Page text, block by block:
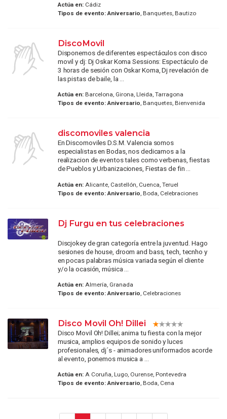
Actúa en:Cádiz
Tipos de evento: Aniversario , Banquetes, Bautizo
DiscoMovil
Disponemos de diferentes espectáculos con disco
movil y dj: Dj Oskar Koma Sessions: Espectáculo de
3 horas de sesión con Oskar Koma, Dj revelación de
las pistas de baile, la ...
Actúa en:Barcelona, Girona, Lleida, Tarragona
Tipos de evento: Aniversario, Banquetes, Bienvenida
discomoviles valencia
En Discomoviles D.S.M. Valencia somos
especialistas en Bodas, nos dedicamos a la
realizacion de eventos tales como verbenas, fiestas
de Pueblos y Urbanizaciones, Fiestas de fin ...
Actúa en:Alicante, Castellón, Cuenca, Teruel
Tipos de evento: Aniversario , Boda, Celebraciones
Dj Furgu en tus celebraciones
Discjokey de gran categoría entre la juventud. Hago
sesiones de house, droom and bass, tech, tecnho y
en pocas palabras música variada según el cliente
y/o la ocasión, música ...
Actúa en:Almería, Granada
Tipos de evento: Aniversario, Celebraciones
Disco Movil Oh! Dillei
Disco Movil Oh! Dillei; anima tu fiesta con la mejor
musica, amplios equipos de sonido y luces
profesionales, dj´s - animadores uniformados acorde
al evento, ponemos musica a ...
Actúa en:A Coruña, Lugo, Ourense, Pontevedra
Tipos de evento: Aniversario, Boda, Cena